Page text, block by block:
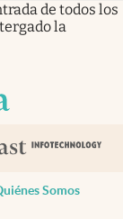
de todos los
la
pestaña
nueva pestaña
en nueva pestaña
Somos